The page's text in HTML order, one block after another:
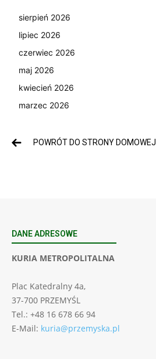
sierpień 2026
lipiec 2026
czerwiec 2026
maj 2026
kwiecień 2026
marzec 2026
POWRÓT DO STRONY DOMOWEJ
DANE ADRESOWE
KURIA METROPOLITALNA
Plac Katedralny 4a,
37-700 PRZEMYŚL
Tel.: +48 16 678 66 94
E-Mail: kuria@przemyska.pl